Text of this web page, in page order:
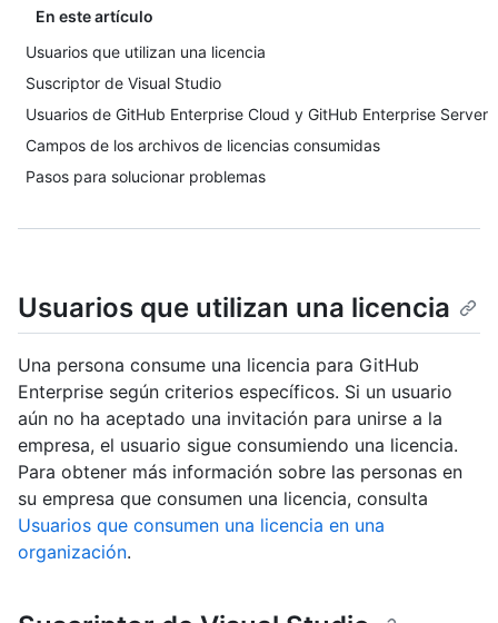
En este artículo
Usuarios que utilizan una licencia
Suscriptor de Visual Studio
Usuarios de GitHub Enterprise Cloud y GitHub Enterprise Server
Campos de los archivos de licencias consumidas
Pasos para solucionar problemas
Usuarios que utilizan una licencia
Una persona consume una licencia para GitHub
Enterprise según criterios específicos. Si un usuario
aún no ha aceptado una invitación para unirse a la
empresa, el usuario sigue consumiendo una licencia.
Para obtener más información sobre las personas en
su empresa que consumen una licencia, consulta
Usuarios que consumen una licencia en una
organización.